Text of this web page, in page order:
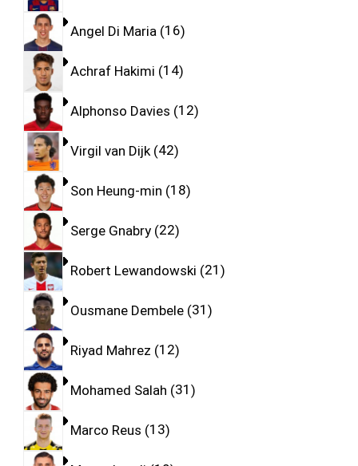
Angel Di Maria 16
Achraf Hakimi 14
Alphonso Davies 12
Virgil van Dijk 42
Son Heung-min 18
Serge Gnabry 22
Robert Lewandowski 21
Ousmane Dembele 31
Riyad Mahrez 12
Mohamed Salah 31
Marco Reus 13